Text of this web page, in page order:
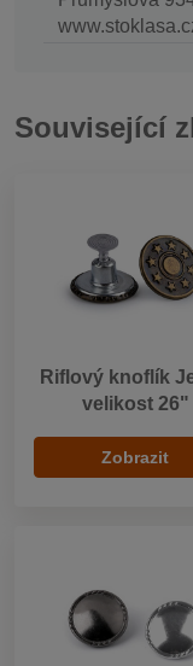
Související
Riflový knoflík
velikost 26"
Zobrazit